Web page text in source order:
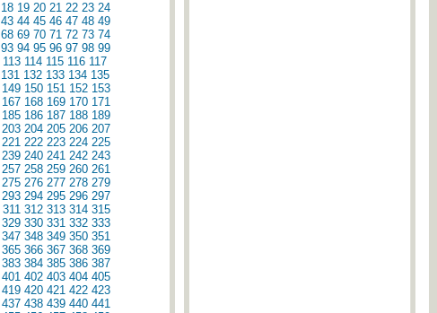
18 19 20 21 22 23 24
43 44 45 46 47 48 49
68 69 70 71 72 73 74
93 94 95 96 97 98 99
113 114 115 116 117
131 132 133 134 135
149 150 151 152 153
167 168 169 170 171
185 186 187 188 189
203 204 205 206 207
221 222 223 224 225
239 240 241 242 243
257 258 259 260 261
275 276 277 278 279
293 294 295 296 297
311 312 313 314 315
329 330 331 332 333
347 348 349 350 351
365 366 367 368 369
383 384 385 386 387
401 402 403 404 405
419 420 421 422 423
437 438 439 440 441